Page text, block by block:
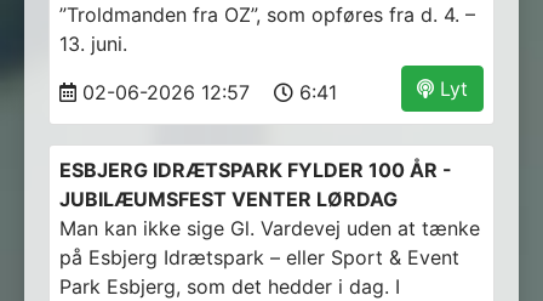
”Troldmanden fra OZ”, som opføres fra d. 4. –
13. juni.
Lyt
02-06-2026 12:57 6:41
ESBJERG IDRÆTSPARK FYLDER 100 ÅR -
JUBILÆUMSFEST VENTER LØRDAG
Man kan ikke sige Gl. Vardevej uden at tænke
på Esbjerg Idrætspark – eller Sport & Event
Park Esbjerg, som det hedder i dag. I